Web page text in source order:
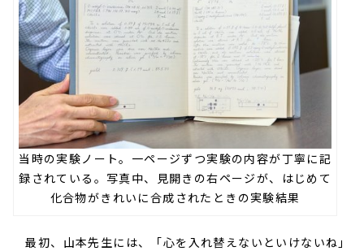
当時の実験ノート。一ページずつ実験の内容が丁寧に記
録されている。写真中、見開きの右ページが、はじめて
化合物がきれいに合成されたときの実験結果
最初、山本先生には、「心を入れ替えないといけないね」